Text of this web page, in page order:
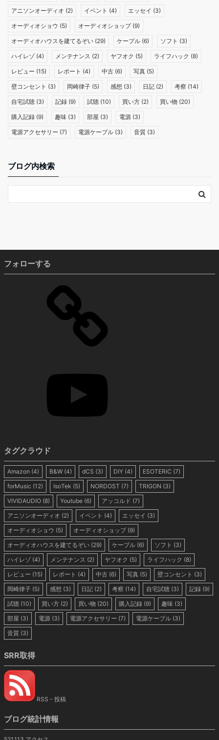
アニソンオーディオ (2) イベント (4) エッセイ (3)
オーディオショウ (5) オーディオショップ(9)
オーディオハウスを建てるぞい (29) ケーブル (6) ソフト (3)
ハイレゾ (4) メンテナンス (2) ヤフオク (5) ライフハック (8)
レビュー (15) レポート (4) 中古 (6) 写真 (5)
壁コンセント (3) 岡崎律子 (5) 感想 (3) 日記 (2) 考察 (14)
自宅試聴 (3) 記録 (9) 試聴 (10) 買い方 (2) 買い物 (20)
購入記録 (9) 趣味 (3) 部屋 (3) 電源 (3)
電源アクセサリー (7) 電源ケーブル (3) 音質 (3)
ブログ内検索
フォローする
タグクラウド
Amazon (4) B&W (4) dCS (3) DIY (4) ESOTERIC (7)
forMusic (12) IsoTek (5) NORDOST (7) TRIGON (3)
VIVIDAUDIO (8) Youtube (6) アッコルド (7)
アニソンオーディオ (2) イベント (4) エッセイ (3)
オーディオショウ (5) オーディオショップ(9)
オーディオハウスを建てるぞい (29) ケーブル (6) ソフト (3)
ハイレゾ (4) メンテナンス (2) ヤフオク (5) ライフハック (8)
レビュー (15) レポート (4) 中古 (6) 写真 (5) 壁コンセント (3)
岡崎律子 (5) 感想 (3) 日記 (2) 考察 (14) 自宅試聴 (3) 記録 (9)
試聴 (10) 買い方 (2) 買い物 (20) 購入記録 (9) 趣味 (3)
部屋 (3) 電源 (3) 電源アクセサリー (7) 電源ケーブル (3)
音質 (3)
SRR取得
RSS - 投稿
ブログ統計情報